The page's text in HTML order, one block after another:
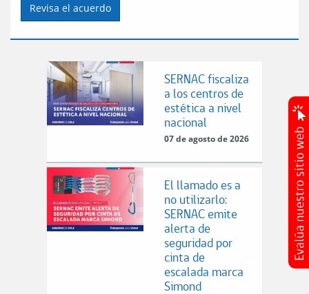
Revisa el acuerdo
SERNAC fiscaliza
a los centros de
estética a nivel
nacional
07 de agosto de 2026
El llamado es a
no utilizarlo:
SERNAC emite
alerta de
seguridad por
cinta de
escalada marca
Simond